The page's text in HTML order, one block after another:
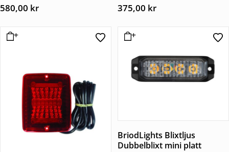
580,00 kr 375,00 kr
BriodLights Blixtljus
Dubbelblixt mini platt